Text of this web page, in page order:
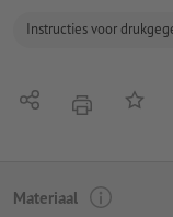
Instructies voor
Delen afdrukkenOp de
Materiaal